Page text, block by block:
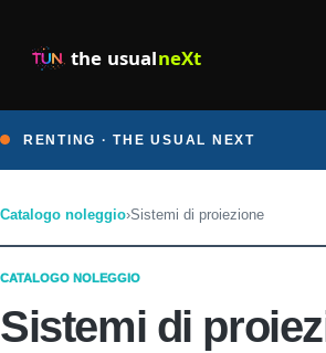
the usualneXt
RENTING · THE USUAL NEXT
Catalogo noleggio›Sistemi di proiezione
CATALOGO NOLEGGIO
Sistemi di